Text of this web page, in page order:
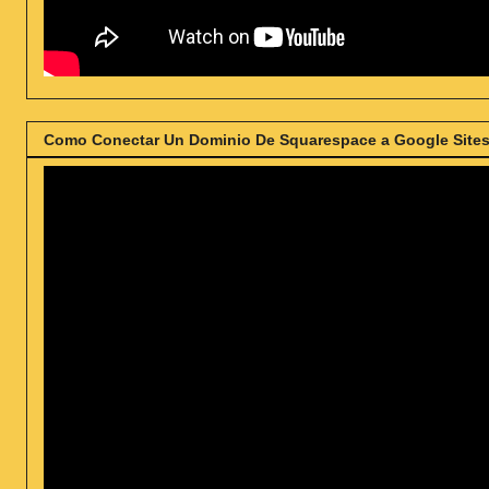
Como Conectar Un Dominio De Squarespace a Google